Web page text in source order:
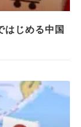
はじめる中国